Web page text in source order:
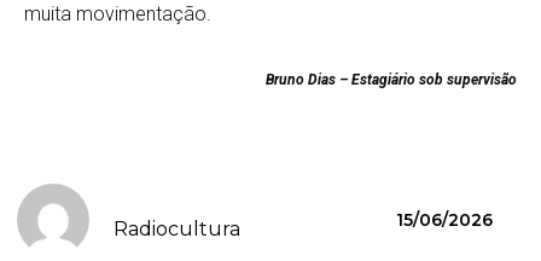
muita movimentação.
Bruno Dias – Estagiário sob supervisão
Radiocultura 15/06/2026